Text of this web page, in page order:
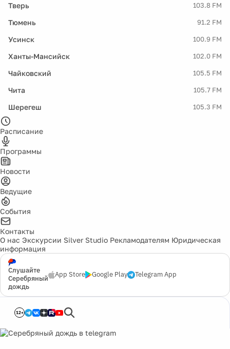
Тверь 103.8 FM
Тюмень 91.2 FM
Усинск 100.9 FM
Ханты-Мансийск 102.0 FM
Чайковский 105.5 FM
Чита 105.7 FM
Шерегеш 105.3 FM
Расписание
Программы
Новости
Ведущие
События
Контакты
О нас Экскурсии Silver Studio Рекламодателям Юридическая
информация
Слушайте
Серебряный
дождь
App Store Google Play Telegram App
12+